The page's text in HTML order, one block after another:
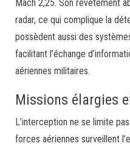
Mach 2,25. Son revêtement
radar, ce qui complique la
possèdent aussi des
facilitant l’échange
aériennes militaires.
Missions élargies
L’interception ne se limite
forces aériennes surveillent